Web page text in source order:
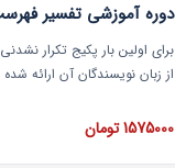
دوره آموزشی تفسیر
برای اولین بار پکیج تکرار
از زبان نویسندگان آن ارائه
تصویری بوده و به همراه
فهرست بها ارائه شده است.
1575000 تومان